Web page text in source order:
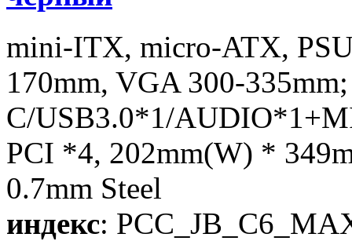
mini-ITX, micro-ATX,
170mm, VGA 300-
C/USB3.0*1/
PCI *4, 202mm(W) *
0.7mm Steel
индекс: